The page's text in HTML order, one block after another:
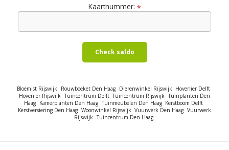
Kaartnummer: *
Check saldo
Bloemist Rijswijk Rouwboeket Den Haag Dierenwinkel Rijswijk Hovenier Delft
Hovenier Rijswijk Tuincentrum Delft Tuincentrum Rijswijk Tuinplanten Den
Haag Kamerplanten Den Haag Tuinmeubelen Den Haag Kerstboom Delft
Kerstversiering Den Haag Woonwinkel Rijswijk Vuurwerk Den Haag Vuurwerk
Rijswijk Tuincentrum Den Haag